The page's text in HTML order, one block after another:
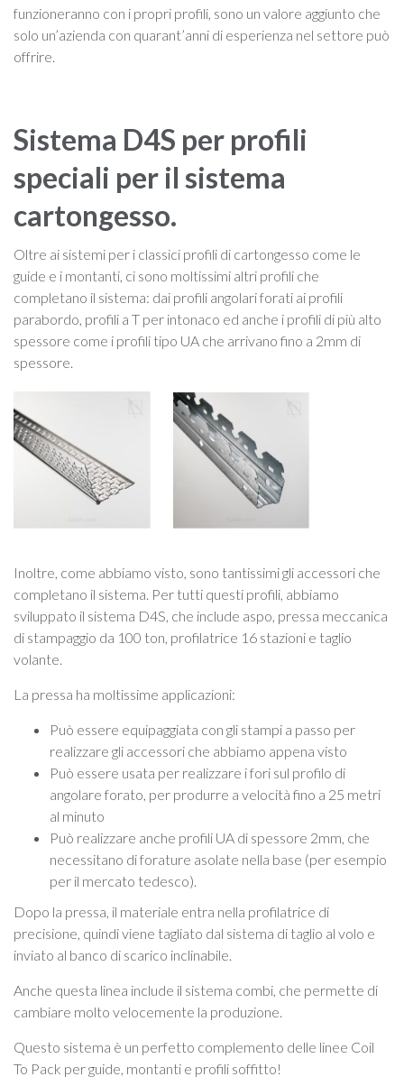
funzioneranno con i propri profili, sono un valore aggiunto che
solo un’azienda con quarant’anni di esperienza nel settore può
offrire.
Sistema D4S per profili
speciali per il sistema
cartongesso.
Oltre ai sistemi per i classici profili di cartongesso come le
guide e i montanti, ci sono moltissimi altri profili che
completano il sistema: dai profili angolari forati ai profili
parabordo, profili a T per intonaco ed anche i profili di più alto
spessore come i profili tipo UA che arrivano fino a 2mm di
spessore.
Inoltre, come abbiamo visto, sono tantissimi gli accessori che
completano il sistema. Per tutti questi profili, abbiamo
sviluppato il sistema D4S, che include aspo, pressa meccanica
di stampaggio da 100 ton, profilatrice 16 stazioni e taglio
volante.
La pressa ha moltissime applicazioni:
Può essere equipaggiata con gli stampi a passo per
realizzare gli accessori che abbiamo appena visto
Può essere usata per realizzare i fori sul profilo di
angolare forato, per produrre a velocità fino a 25 metri
al minuto
Può realizzare anche profili UA di spessore 2mm, che
necessitano di forature asolate nella base (per esempio
per il mercato tedesco).
Dopo la pressa, il materiale entra nella profilatrice di
precisione, quindi viene tagliato dal sistema di taglio al volo e
inviato al banco di scarico inclinabile.
Anche questa linea include il sistema combi, che permette di
cambiare molto velocemente la produzione.
Questo sistema è un perfetto complemento delle linee Coil
To Pack per guide, montanti e profili soffitto!